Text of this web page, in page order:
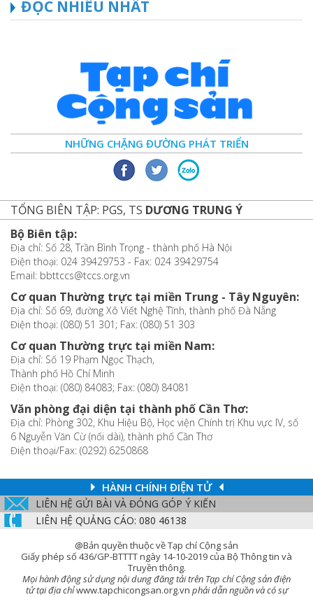
ĐỌC NHIỀU NHẤT
NHỮNG CHẶNG ĐƯỜNG PHÁT TRIỂN
TỔNG BIÊN TẬP: PGS, TS DƯƠNG TRUNG Ý
Bộ Biên tập:
Địa chỉ: Số 28, Trần Bình Trọng - thành phố Hà Nội
Điện thoại: 024 39429753 - Fax: 024 39429754
Email: bbttccs@tccs.org.vn
Cơ quan Thường trực tại miền Trung - Tây Nguyên:
Địa chỉ: Số 69, đường Xô Viết Nghệ Tĩnh, thành phố Đà Nẵng
Điện thoại: (080) 51 301; Fax: (080) 51 303
Cơ quan Thường trực tại miền Nam:
Địa chỉ: Số 19 Phạm Ngọc Thạch,
Thành phố Hồ Chí Minh
Điện thoại: (080) 84083; Fax: (080) 84081
Văn phòng đại diện tại thành phố Cần Thơ:
Địa chỉ: Phòng 302, Khu Hiệu Bộ, Học viện Chính trị Khu vực IV, số
6 Nguyễn Văn Cừ (nối dài), thành phố Cần Thơ
Điện thoại/Fax: (0292) 6250868
HÀNH CHÍNH ĐIỆN TỬ
LIÊN HỆ GỬI BÀI VÀ ĐÓNG GÓP Ý KIẾN
LIÊN HỆ QUẢNG CÁO: 080 46138
@Bản quyền thuộc về Tạp chí Cộng sản
Giấy phép số 436/GP-BTTTT ngày 14-10-2019 của Bộ Thông tin và
Truyền thông.
Mọi hành động sử dụng nội dung đăng tải trên Tạp chí Cộng sản điện
tử tại địa chỉwww.tapchicongsan.org.vn phải dẫn nguồn và có sự